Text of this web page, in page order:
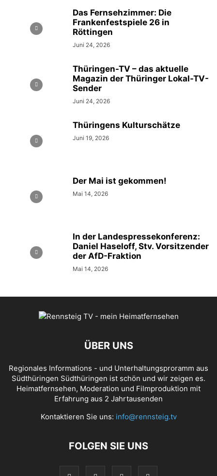
Das Fernsehzimmer: Die
Frankenfestspiele 26 in
Röttingen
Juni 24, 2026
Thüringen-TV – das aktuelle
Magazin der Thüringer Lokal-TV-
Sender
Juni 24, 2026
Thüringens Kulturschätze
Juni 19, 2026
Der Mai ist gekommen!
Mai 14, 2026
In der Landespressekonferenz:
Daniel Haseloff, Stv. Vorsitzender
der AfD-Fraktion
Mai 14, 2026
ÜBER UNS
Regionales Informations - und Unterhaltungsproramm aus
Südthüringen Südthüringen ist schön und wir zeigen es.
Heimatfernsehen, Moderation und Filmproduktion mit
Erfahrung aus 2 Jahrtausenden
Kontaktieren Sie uns: info@rennsteig.tv
FOLGEN SIE UNS